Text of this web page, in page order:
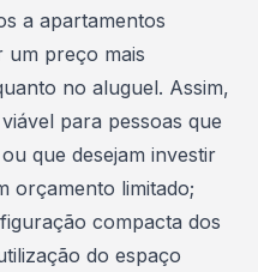
a apartamentos
um preço mais
no aluguel. Assim,
para pessoas que
ou que desejam investir
orçamento limitado;
compacta dos
do espaço